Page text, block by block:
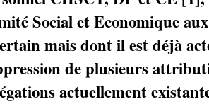
Social et Economique
mais dont il est déjà
de plusieurs
actuellement